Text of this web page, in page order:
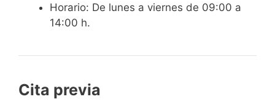
Horario: De lunes a viernes de 09:00 a
14:00 h.
Cita previa